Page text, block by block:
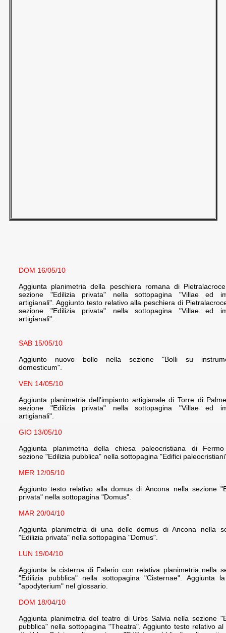
DOM 16/05/10
Aggiunta planimetria della peschiera romana di
sezione "Edilizia privata" nella sottopagina "Villae ed
artigianali". Aggiunto testo relativo alla peschiera di
sezione "Edilizia privata" nella sottopagina "Villae ed
artigianali".
SAB 15/05/10
Aggiunto nuovo bollo nella sezione "Bolli su
domesticum".
VEN 14/05/10
Aggiunta planimetria dell'impianto artigianale di Torre di
sezione "Edilizia privata" nella sottopagina "Villae ed
artigianali".
GIO 13/05/10
Aggiunta planimetria della chiesa paleocristiana di
sezione "Edilizia pubblica" nella sottopagina "Edifici
MER 12/05/10
Aggiunto testo relativo alla domus di Ancona nella sezione
privata" nella sottopagina "Domus".
MAR 20/04/10
Aggiunta planimetria di una delle domus di Ancona nella
"Edilizia privata" nella sottopagina "Domus".
LUN 19/04/10
Aggiunta la cisterna di Falerio con relativa planimetria nella
"Edilizia pubblica" nella sottopagina "Cisternae". Aggiunta
"apodyterium" nel glossario.
DOM 18/04/10
Aggiunta planimetria del teatro di Urbs Salvia nella sezione
pubblica" nella sottopagina "Theatra". Aggiunto testo relativo al